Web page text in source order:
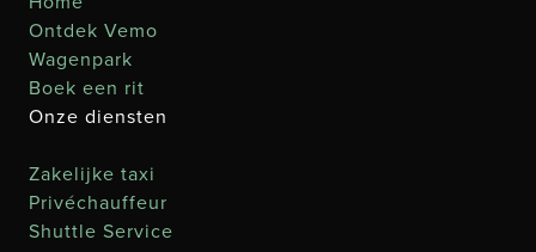
Ontdek Vemo
Wagenpark
Boek een rit
Onze diensten
Zakelijke taxi
Privéchauffeur
Shuttle Service